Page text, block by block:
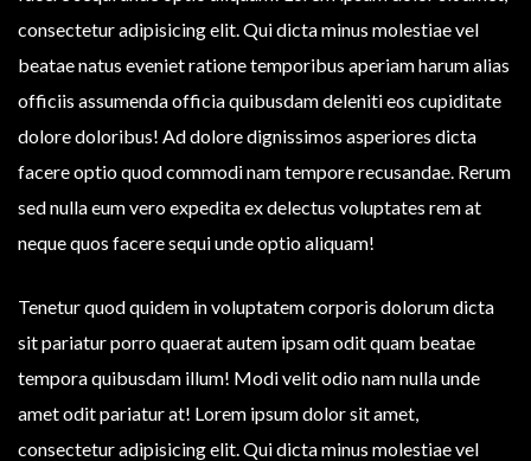
consectetur adipisicing elit. Qui dicta minus molestiae vel
beatae natus eveniet ratione temporibus aperiam harum alias
officiis assumenda officia quibusdam deleniti eos cupiditate
dolore doloribus! Ad dolore dignissimos asperiores dicta
facere optio quod commodi nam tempore recusandae. Rerum
sed nulla eum vero expedita ex delectus voluptates rem at
neque quos facere sequi unde optio aliquam!
Tenetur quod quidem in voluptatem corporis dolorum dicta
sit pariatur porro quaerat autem ipsam odit quam beatae
tempora quibusdam illum! Modi velit odio nam nulla unde
amet odit pariatur at! Lorem ipsum dolor sit amet,
consectetur adipisicing elit. Qui dicta minus molestiae vel